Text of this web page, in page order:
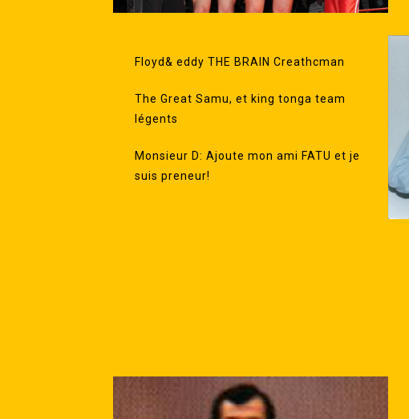
Floyd& eddy THE BRAIN Creathcman
The Great Samu, et king tonga team
légents
Monsieur D: Ajoute mon ami FATU et je
suis preneur!